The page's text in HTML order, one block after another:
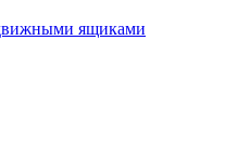
ящиками